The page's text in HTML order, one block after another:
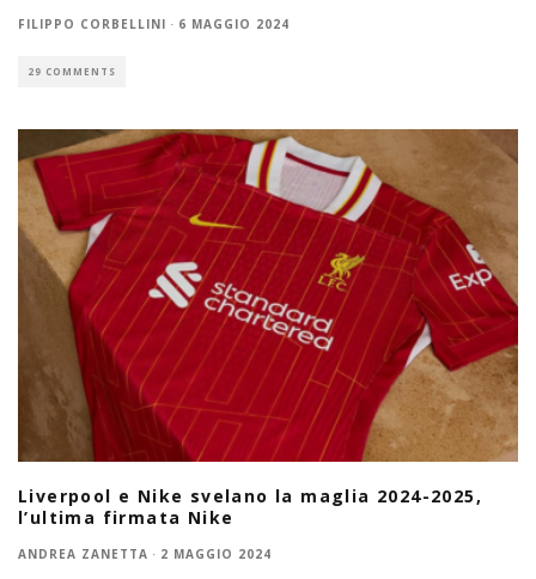
FILIPPO CORBELLINI · 6 MAGGIO 2024
29 COMMENTS
Liverpool e Nike svelano la maglia 2024-2025,
l’ultima firmata Nike
ANDREA ZANETTA · 2 MAGGIO 2024